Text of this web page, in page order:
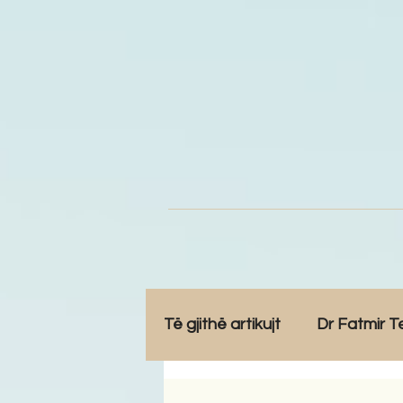
Të gjithë artikujt Dr Fatmir